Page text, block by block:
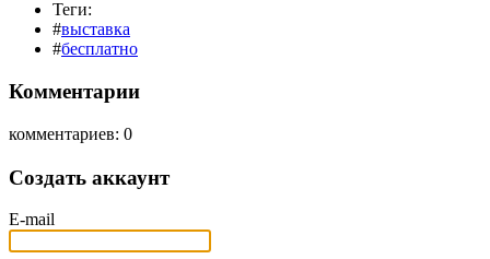
Теги:
#выставка
#бесплатно
Комментарии
комментариев: 0
Создать аккаунт
E-mail